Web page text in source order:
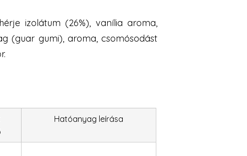
izolátum (26%), vanília aroma,
(guar gumi), aroma, csomósodást
Hatóanyag leírása